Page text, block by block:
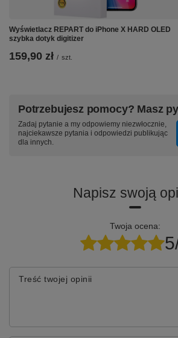
Wyświetlacz REPART do iPhone X HARD OLED
szybka dotyk digitizer
159,90 zł / szt.
Potrzebujesz pomocy? Masz
Zadaj pytanie a my odpowiemy niezwłocznie,
najciekawsze pytania i odpowiedzi publikując
dla innych.
Napisz swoją
Twoja ocena:
Treść twojej opinii